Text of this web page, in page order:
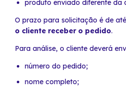
produto enviado diferente da
O prazo para solicitação é de até
o cliente receber o pedido.
Para análise, o cliente deverá
número do pedido;
nome completo;